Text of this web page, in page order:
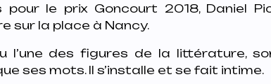
pour le prix Goncourt 2018, Daniel
sur la place à Nancy.
l’une des figures de la littérature,
ses mots. Il s’installe et se fait intime.